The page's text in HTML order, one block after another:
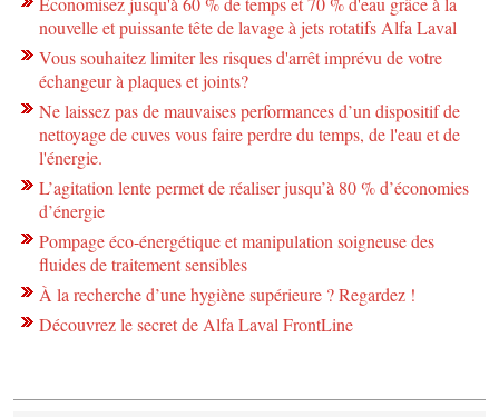
nouvelle et puissante tête de lavage à jets rotatifs Alfa Laval
Vous souhaitez limiter les risques d'arrêt imprévu de votre
échangeur à plaques et joints?
Ne laissez pas de mauvaises performances d’un dispositif de
nettoyage de cuves vous faire perdre du temps, de l'eau et de
l'énergie.
L’agitation lente permet de réaliser jusqu’à 80 % d’économies
d’énergie
Pompage éco-énergétique et manipulation soigneuse des
fluides de traitement sensibles
À la recherche d’une hygiène supérieure ? Regardez !
Découvrez le secret de Alfa Laval FrontLine